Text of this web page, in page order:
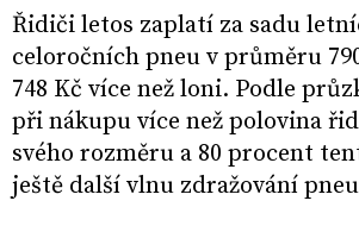
Řidiči letos zaplatí za sadu
celoročních pneu v průměru
748 Kč více než loni. Podle
při nákupu více než polovina
svého rozměru a 80 procent
ještě další vlnu zdražování